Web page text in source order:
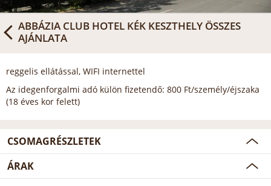
ABBÁZIA CLUB HOTEL KÉK KESZTHELY ÖSSZES
AJÁNLATA
reggelis ellátással, WIFI internettel
Az idegenforgalmi adó külön fizetendő: 800 Ft/személy/éjszaka
(18 éves kor felett)
CSOMAGRÉSZLETEK
ÁRAK